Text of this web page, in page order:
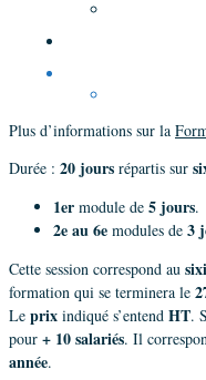
Les concepts de base
Les projections et les
Le métier de coach
Plus d’informations sur la
Durée : 20 jours répartis sur
1er module de 5 jours.
2e au 6e modules de 3
Cette session correspond au
formation qui se terminera le
Le prix indiqué s’entend HT.
pour + 10 salariés. Il
année.